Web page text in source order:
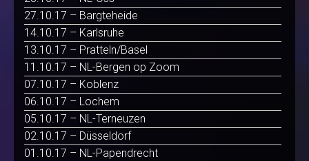
27.10.17 – Bargteheide
14.10.17 – Karlsruhe
13.10.17 – Pratteln/Basel
11.10.17 – NL-Bergen op Zoom
07.10.17 – Koblenz
06.10.17 – Lochem
05.10.17 – NL-Terneuzen
02.10.17 – Düsseldorf
01.10.17 – NL-Papendrecht